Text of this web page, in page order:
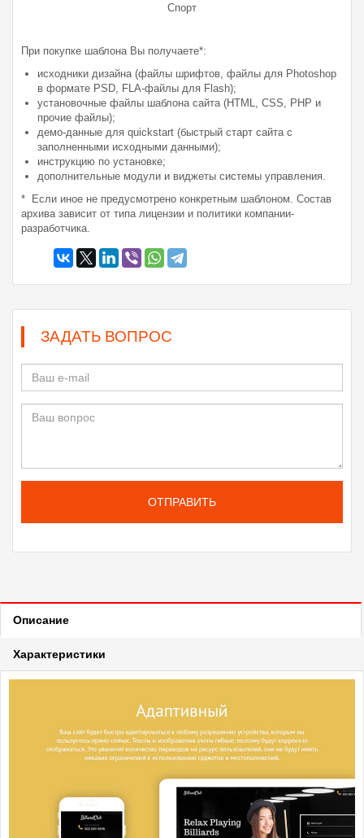
Спорт
При покупке шаблона Вы получаете*:
исходники дизайна (файлы шрифтов, файлы для Photoshop
в формате PSD, FLA-файлы для Flash);
установочные файлы шаблона сайта (HTML, CSS, PHP и
прочие файлы);
демо-данные для quickstart (быстрый старт сайта с
заполненными исходными данными);
инструкцию по установке;
дополнительные модули и виджеты системы управления.
* Если иное не предусмотрено конкретным шаблоном. Состав
архива зависит от типа лицензии и политики компании-
разработчика.
ЗАДАТЬ ВОПРОС
ОТПРАВИТЬ
Описание
Характеристики